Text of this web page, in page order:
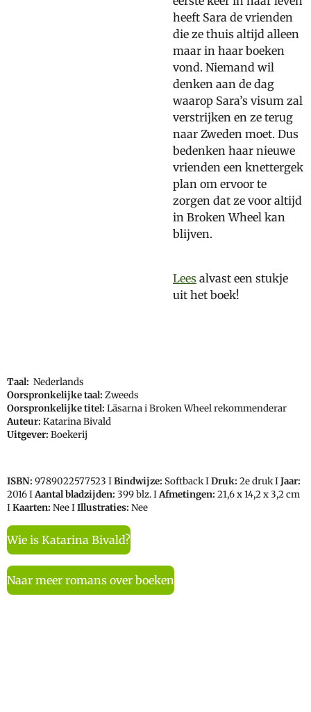
heeft Sara de vrienden
die ze thuis altijd alleen
maar in haar boeken
vond. Niemand wil
denken aan de dag
waarop Sara’s visum zal
verstrijken en ze terug
naar Zweden moet. Dus
bedenken haar nieuwe
vrienden een knettergek
plan om ervoor te
zorgen dat ze voor altijd
in Broken Wheel kan
blijven.
Lees alvast een stukje
uit het boek!
Taal: Nederlands
Oorspronkelijke taal: Zweeds
Oorspronkelijke titel: Läsarna i Broken Wheel rekommenderar
Auteur: Katarina Bivald
Uitgever: Boekerij
ISBN: 9789022577523 IBindwijze: Softback IDruk: 2e druk IJaar:
2016 IAantal bladzijden: 399 blz. IAfmetingen: 21,6 x 14,2 x 3,2 cm
IKaarten: Nee IIllustraties: Nee
Wie is Katarina Bivald?
Naar meer romans over boeken